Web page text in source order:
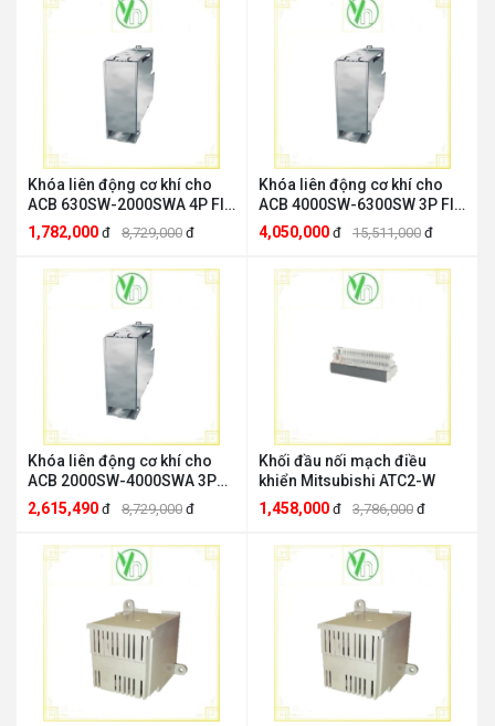
Khóa liên động cơ khí cho
ACB 630SW-2000SWA 4P FIX
Mitsubishi MI-204F-W
1,782,000 đ 8,729,000 đ
Khóa liên động cơ khí cho
ACB 4000SW-6300SW 3P FIX
Mitsubishi MI-633F-W
4,050,000 đ 15,511,000 đ
Khóa liên động cơ khí cho
ACB 2000SW-4000SWA 3P
FIX Mitsubishi MI-403F-W
2,615,490 đ 8,729,000 đ
Khối đầu nối mạch điều
khiển Mitsubishi ATC2-W
1,458,000 đ 3,786,000 đ